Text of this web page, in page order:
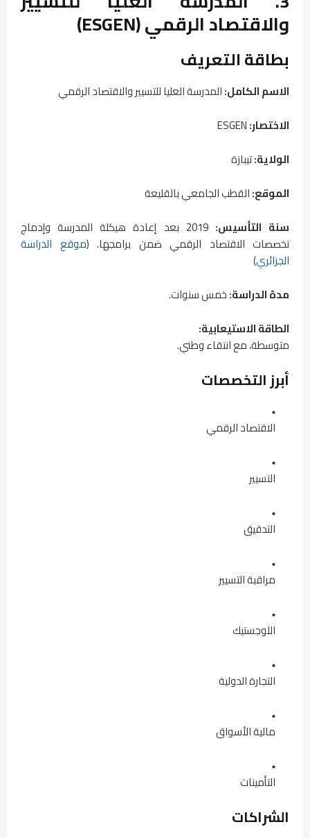
والاقتصاد الرقمي (ESGEN)
بطاقة التعريف
الاسم الكامل:المدرسة العليا للتسيير والاقتصاد الرقمي
الاختصار:
الولاية:تيبازة
الموقع:القطب الجامعي بالقليعة
سنة التأسيس:
2019 بعد إعادة هيكلة المدرسة وإدماج
تخصصات الاقتصاد الرقمي ضمن برامجها. (موقع الدراسة
الجزائري)
مدة الدراسة:خمس سنوات.
الطاقة الاستيعابية:
متوسطة، مع انتقاء وطني.
أبرز التخصصات
الاقتصاد الرقمي
التسيير
التدقيق
مراقبة التسيير
اللوجستيك
التجارة الدولية
مالية الأسواق
التأمينات
الشراكات